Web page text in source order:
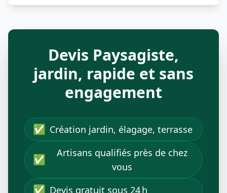
Devis Paysagiste,
jardin, rapide et sans
engagement
✅ Création jardin, élagage, terrasse
✅
Artisans qualifiés près de chez
vous
✅ Devis gratuit sous 24 h